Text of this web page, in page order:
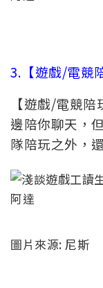
3.【遊戲/電競
【遊戲/電競
邊陪你聊天，
隊陪玩之外，
圖片來源: 尼斯